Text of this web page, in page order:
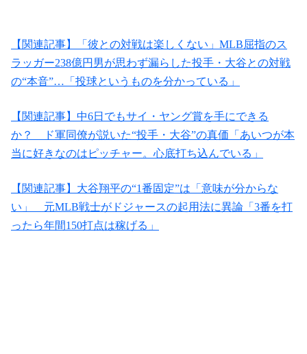
【関連記事】「彼との対戦は楽しくない」MLB屈指のス
ラッガー238億円男が思わず漏らした投手・大谷との対戦
の“本音”…「投球というものを分かっている」
【関連記事】中6日でもサイ・ヤング賞を手にできる
か？ ド軍同僚が説いた“投手・大谷”の真価「あいつが本
当に好きなのはピッチャー。心底打ち込んでいる」
【関連記事】大谷翔平の“1番固定”は「意味が分からな
い」 元MLB戦士がドジャースの起用法に異論「3番を打
ったら年間150打点は稼げる」